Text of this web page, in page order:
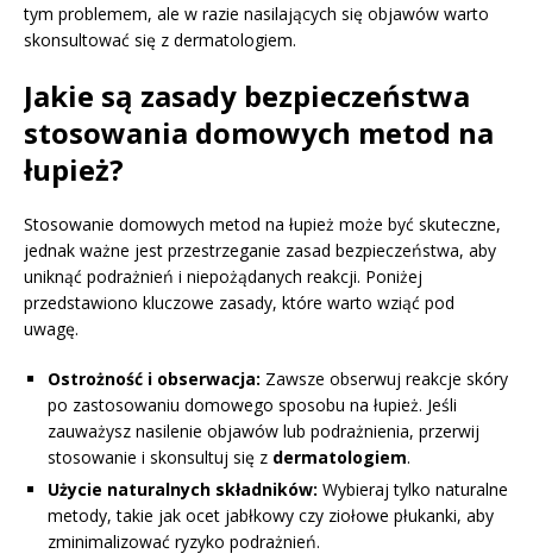
tym problemem, ale w razie nasilających się objawów warto
skonsultować się z dermatologiem.
Jakie są zasady bezpieczeństwa
stosowania domowych metod na
łupież?
Stosowanie domowych metod na łupież może być skuteczne,
jednak ważne jest przestrzeganie zasad bezpieczeństwa, aby
uniknąć podrażnień i niepożądanych reakcji. Poniżej
przedstawiono kluczowe zasady, które warto wziąć pod
uwagę.
Ostrożność i obserwacja: Zawsze obserwuj reakcje skóry
po zastosowaniu domowego sposobu na łupież. Jeśli
zauważysz nasilenie objawów lub podrażnienia, przerwij
stosowanie i skonsultuj się z dermatologiem.
Użycie naturalnych składników: Wybieraj tylko naturalne
metody, takie jak ocet jabłkowy czy ziołowe płukanki, aby
zminimalizować ryzyko podrażnień.